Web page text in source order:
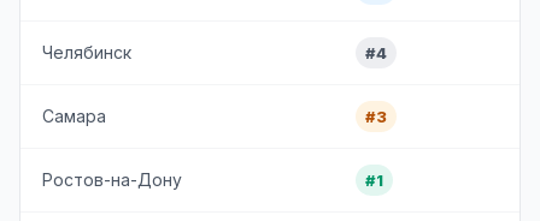
Челябинск #4
Самара #3
Ростов-на-Дону #1